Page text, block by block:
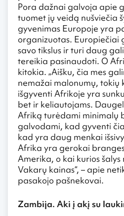
Pora dažnai galvoja apie
tuomet jų veidą nušviečia
gyvenimas Europoje yra
organizuotas. Europiečiai
savo tikslus ir turi daug
tereikia pasinaudoti. O
kitokia. „Aišku, čia mes
nemažai malonumų, tokių
išgyventi Afrikoje yra
bet ir keliautojams.
Afriką turėdami minimalų
galvodami, kad gyventi
kad yra daug menkai
Afrika yra gerokai
Amerika, o kai kurios šalys
Vakarų kainas“, – apie
pasakojo pašnekovai.
Zambija. Aki į akį su